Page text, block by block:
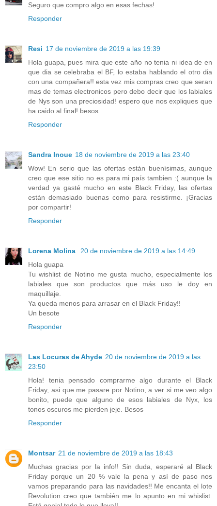
Seguro que compro algo en esas fechas!
Responder
Resi 17 de noviembre de 2019 a las 19:39
Hola guapa, pues mira que este año no tenia ni idea de en
que dia se celebraba el BF, lo estaba hablando el otro dia
con una compañera!! esta vez mis compras creo que seran
mas de temas electronicos pero debo decir que los labiales
de Nys son una preciosidad! espero que nos expliques que
ha caido al final! besos
Responder
Sandra Inoue 18 de noviembre de 2019 a las 23:40
Wow! En serio que las ofertas están buenísimas, aunque
creo que ese sitio no es para mi país tambien :( aunque la
verdad ya gasté mucho en este Black Friday, las ofertas
están demasiado buenas como para resistirme. ¡Gracias
por compartir!
Responder
Lorena Molina
20 de noviembre de 2019 a las 14:49
Hola guapa
Tu wishlist de Notino me gusta mucho, especialmente los
labiales que son productos que más uso le doy en
maquillaje.
Ya queda menos para arrasar en el Black Friday!!
Un besote
Responder
Las Locuras de Ahyde 20 de noviembre de 2019 a las
23:50
Hola! tenia pensado comprarme algo durante el Black
Friday, asi que me pasare por Notino, a ver si me veo algo
bonito, puede que alguno de esos labiales de Nyx, los
tonos oscuros me pierden jeje. Besos
Responder
Montsar 21 de noviembre de 2019 a las 18:43
Muchas gracias por la info!! Sin duda, esperaré al Black
Friday porque un 20 % vale la pena y así de paso nos
vamos preparando para las navidades!! Me encanta el lote
Revolution creo que también me lo apunto en mi whislist.